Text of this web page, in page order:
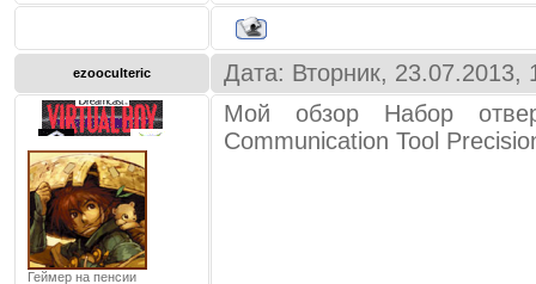
ezooculteric Дата: Вторник,
Геймер на пенсии
Мой обзор Набор
Communication Tool